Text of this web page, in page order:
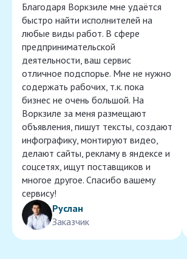
Благодаря Воркзиле мне удаётся
быстро найти исполнителей на
любые виды работ. В сфере
предпринимательской
деятельности, ваш сервис
отличное подспорье. Мне не нужно
содержать рабочих, т.к. пока
бизнес не очень большой. На
Воркзиле за меня размещают
объявления, пишут тексты, создают
инфографику, монтируют видео,
делают сайты, рекламу в яндексе и
соцсетях, ищут поставщиков и
многое другое. Спасибо вашему
сервису!
Руслан
Заказчик